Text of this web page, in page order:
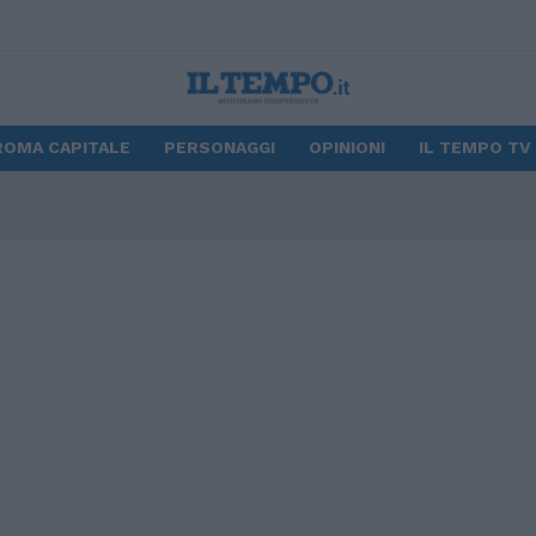
CAPITALE PERSONAGGI OPINIONI IL TEMPO TV